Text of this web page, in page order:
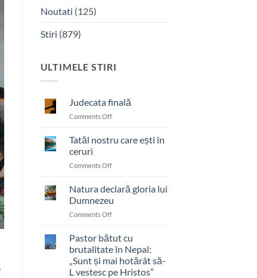
Noutati (125)
Stiri (879)
ULTIMELE STIRI
Judecata finală
Comments Offon
Tatăl nostru care ești în
ceruri
Comments Offon
nostru
care
ești
în
Natura declară gloria lui
Dumnezeu
Comments Offon
declară
gloria
lui
Dumnezeu
Pastor bătut cu
brutalitate în Nepal:
„Sunt și mai hotărât să-
L vestesc pe Hristos”